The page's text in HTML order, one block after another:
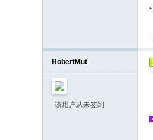
•
RobertMut
该用户从未签到